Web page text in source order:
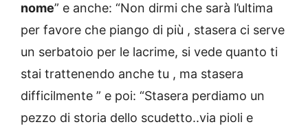
nome” e anche: “Non dirmi che sarà l’ultima
per favore che piango di più , stasera ci serve
un serbatoio per le lacrime, si vede quanto ti
stai trattenendo anche tu , ma stasera
difficilmente ” e poi: “Stasera perdiamo un
pezzo di storia dello scudetto..via pioli e